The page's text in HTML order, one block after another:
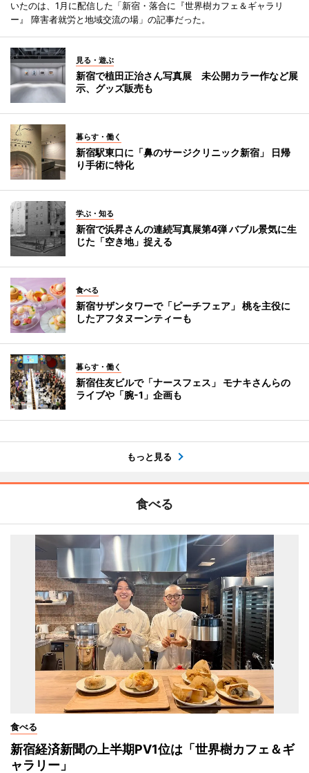
いたのは、1月に配信した「新宿・落合に『世界樹カフェ＆ギャラリ
ー』 障害者就労と地域交流の場」の記事だった。
見る・遊ぶ
新宿で植田正治さん写真展 未公開カラー作など展
示、グッズ販売も
暮らす・働く
新宿駅東口に「鼻のサージクリニック新宿」 日帰
り手術に特化
学ぶ・知る
新宿で浜昇さんの連続写真展第4弾 バブル景気に生
じた「空き地」捉える
食べる
新宿サザンタワーで「ピーチフェア」 桃を主役に
したアフタヌーンティーも
暮らす・働く
新宿住友ビルで「ナースフェス」 モナキさんらの
ライブや「腕-1」企画も
もっと見る
食べる
食べる
新宿経済新聞の上半期PV1位は「世界樹カフェ＆ギ
ャラリー」